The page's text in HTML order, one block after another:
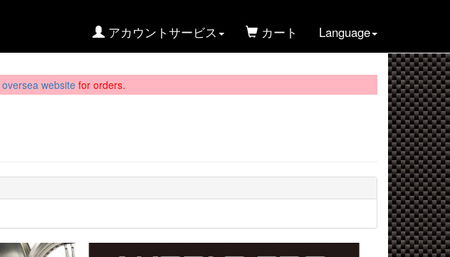
アカウントサービス カート Language
oversea website for orders.